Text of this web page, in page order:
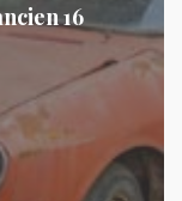
16